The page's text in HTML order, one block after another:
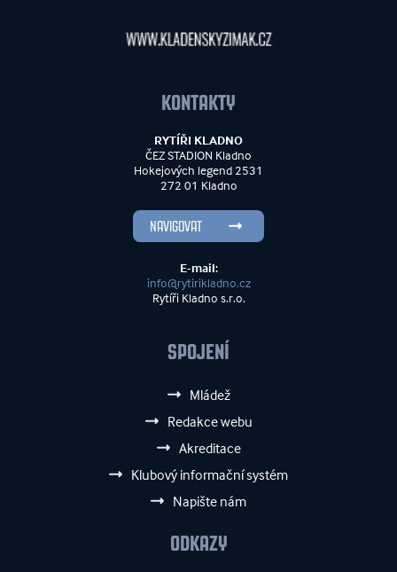
KONTAKTY
RYTÍŘI KLADNO
ČEZ STADION Kladno
Hokejových legend 2531
272 01 Kladno
NAVIGOVAT
E-mail:
info@rytirikladno.cz
Rytíři Kladno s.r.o.
SPOJENÍ
Mládež
Redakce webu
Akreditace
Klubový informační systém
Napište nám
ODKAZY